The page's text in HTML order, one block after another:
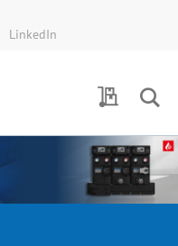
LinkedIn
Demande